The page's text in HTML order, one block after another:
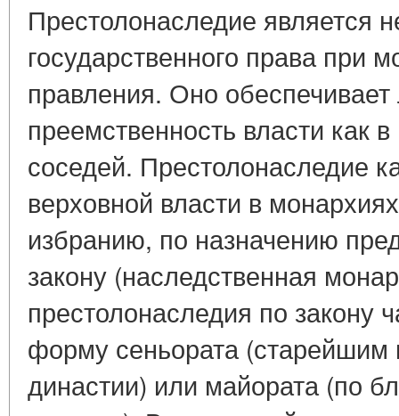
Престолонаследие является
государственного права при
правления. Оно обеспечивает
преемственность власти как
соседей. Престолонаследие
верховной власти в
избранию, по назначению
закону (наследственная
престолонаследия по закону
форму сеньората (старейшим
династии) или майората (по